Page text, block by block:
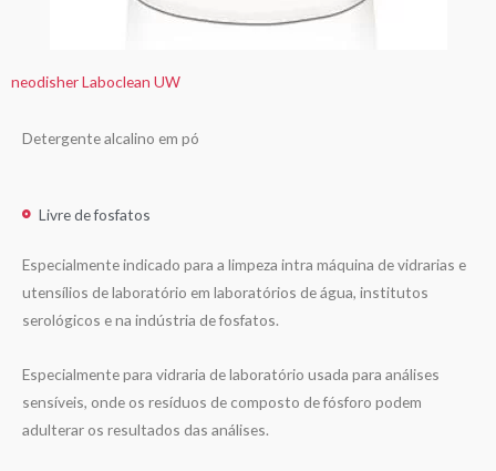
neodisher Laboclean UW
Detergente alcalino em pó
Livre de fosfatos
Especialmente indicado para a limpeza intra máquina de vidrarias e
utensílios de laboratório em laboratórios de água, institutos
serológicos e na indústria de fosfatos.
Especialmente para vidraria de laboratório usada para análises
sensíveis, onde os resíduos de composto de fósforo podem
adulterar os resultados das análises.